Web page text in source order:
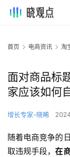
首页 电商资讯 淘
面对商品标
家应该如何
增长专家-晓晞
随着电商竞争的
取违规手段，在